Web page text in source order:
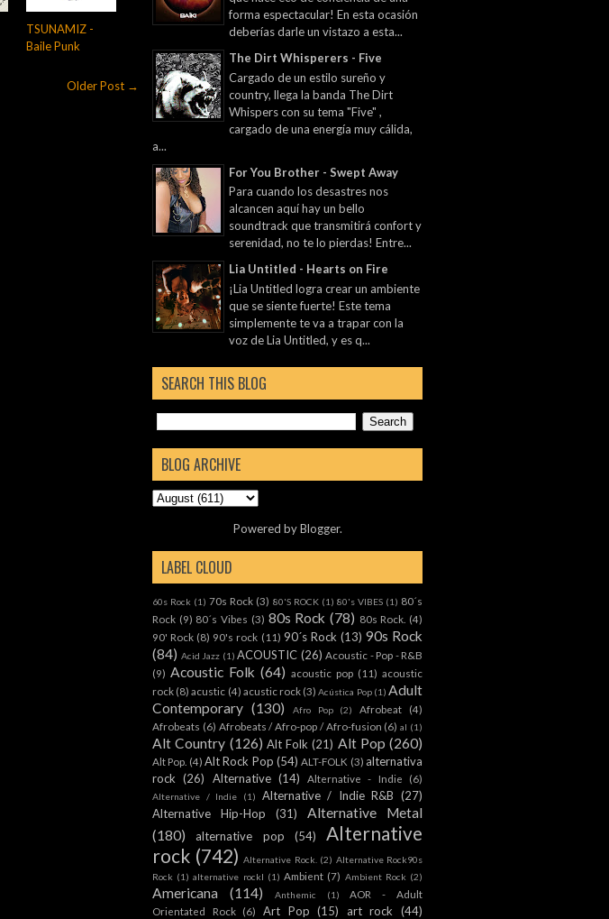
TSUNAMIZ -
Baile Punk
Older Post →
forma espectacular! En esta ocasión
deberías darle un vistazo a esta...
The Dirt Whisperers - Five
Cargado de un estilo sureño y
country, llega la banda The Dirt
Whispers con su tema "Five" ,
cargado de una energía muy cálida,
a...
For You Brother - Swept Away
Para cuando los desastres nos
alcancen aquí hay un bello
soundtrack que transmitirá confort y
serenidad, no te lo pierdas! Entre...
Lia Untitled - Hearts on Fire
¡Lia Untitled logra crear un ambiente
que se siente fuerte! Este tema
simplemente te va a trapar con la
voz de Lia Untitled, y es q...
SEARCH THIS BLOG
BLOG ARCHIVE
Powered byBlogger.
LABEL CLOUD
60s Rock (1) 70s Rock (3) 80'S ROCK (1) 80's VIBES (1) 80´s
Rock (9) 80´s Vibes (3) 80s Rock (78) 80s Rock. (4)
90' Rock (8) 90's rock (11) 90´s Rock (13) 90s Rock
(84) Acid Jazz (1) ACOUSTIC (26) Acoustic - Pop - R&B
(9) Acoustic Folk (64) acoustic pop (11) acoustic
rock (8) acustic (4) acustic rock (3) Acústica Pop (1) Adult
Contemporary (130) Afro Pop (2) Afrobeat
(4)
Afrobeats (6) Afrobeats / Afro-pop / Afro-fusion (6) al (1)
Alt Country (126) Alt Folk (21) Alt Pop (260)
Alt Pop. (4) Alt Rock Pop (54) ALT-FOLK (3) alternativa
rock (26) Alternative (14) Alternative - Indie (6)
Alternative / Indie (1) Alternative / Indie R&B (27)
Alternative Hip-Hop
(31)
Alternative Metal
(180)
alternative pop (54)
Alternative
rock (742) Alternative Rock. (2) Alternative Rock90s
Rock (1) alternative rockl (1) Ambient (7) Ambient Rock (2)
Americana (114) Anthemic (1)
AOR - Adult
Orientated Rock (6) Art Pop (15) art rock (44)